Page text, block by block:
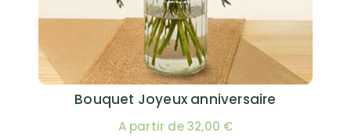
Bouquet Joyeux anniversaire
A partir de 32,00 €